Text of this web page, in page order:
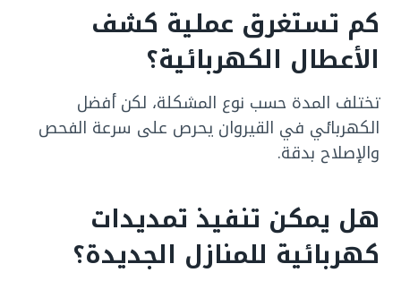
كم تستغرق عملية كشف
الأعطال الكهربائية؟
تختلف المدة حسب نوع المشكلة، لكن أفضل
الكهربائي في القيروان يحرص على سرعة الفحص
والإصلاح بدقة.
هل يمكن تنفيذ تمديدات
كهربائية للمنازل الجديدة؟